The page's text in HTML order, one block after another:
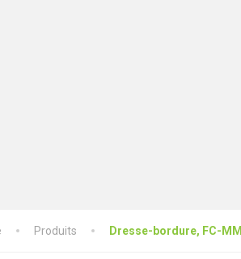
Produits Dresse-bordure, FC-MM